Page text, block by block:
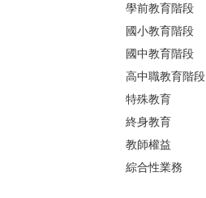
學前教育階段
國小教育階段
國中教育階段
高中職教育階段
特殊教育
終身教育
教師權益
綜合性業務